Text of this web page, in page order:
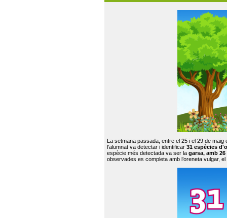
La setmana passada, entre el 25 i el 29 de
l'alumnat va detectar i identificar 31 espècies
espècie més detectada va ser la garsa, amb
observades es completa amb l’oreneta vulgar,